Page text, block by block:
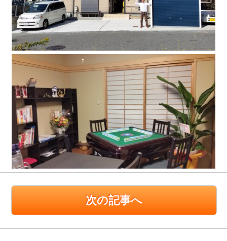
次の記事へ